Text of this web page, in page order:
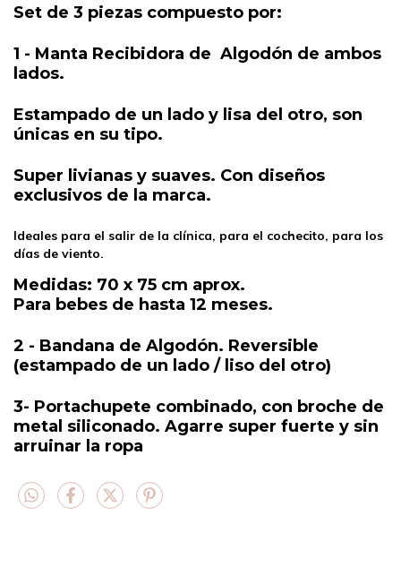
Set de 3 piezas compuesto por:
1 - Manta Recibidora de Algodón de ambos
lados.
Estampado de un lado y lisa del otro, son
únicas en su tipo.
Super livianas y suaves. Con diseños
exclusivos de la marca.
Ideales para el salir de la clínica, para el cochecito, para los
días de viento.
Medidas: 70 x 75 cm aprox.
Para bebes de hasta 12 meses.
2 - Bandana de Algodón. Reversible
(estampado de un lado / liso del otro)
3- Portachupete combinado, con broche de
metal siliconado. Agarre super fuerte y sin
arruinar la ropa